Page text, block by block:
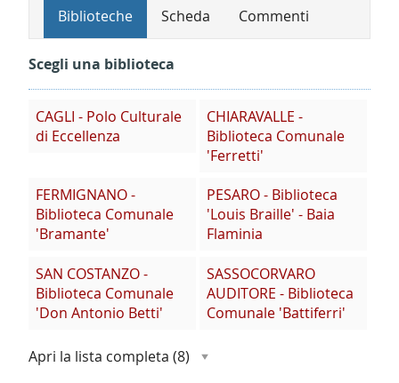
Biblioteche Scheda Commenti
Scegli una biblioteca
CAGLI - Polo Culturale
di Eccellenza
CHIARAVALLE -
Biblioteca Comunale
'Ferretti'
FERMIGNANO -
Biblioteca Comunale
'Bramante'
PESARO - Biblioteca
'Louis Braille' - Baia
Flaminia
SAN COSTANZO -
Biblioteca Comunale
'Don Antonio Betti'
SASSOCORVARO
AUDITORE - Biblioteca
Comunale 'Battiferri'
Apri la lista completa (8)